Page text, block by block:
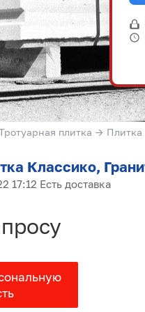
плитка → Плитка
Классико,
17:12 Есть доставка